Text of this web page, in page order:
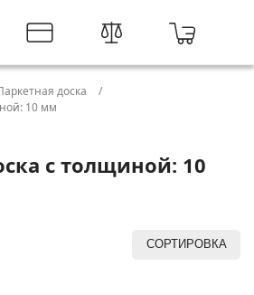
доска
10 мм
с толщиной: 10
СОРТИРОВКА